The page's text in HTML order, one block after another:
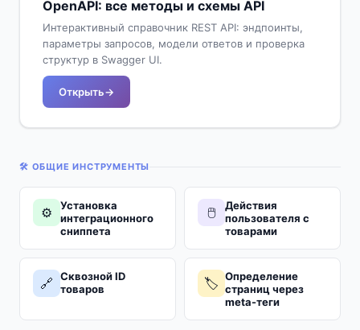
OpenAPI: все методы и схемы API
Интерактивный справочник REST API: эндпоинты,
параметры запросов, модели ответов и проверка
структур в Swagger UI.
Открыть
🛠️ ОБЩИЕ ИНСТРУМЕНТЫ
⚙️
Установка
интеграционного
сниппета
🖱️
Действия
пользователя с
товарами
🔗
Сквозной ID
товаров
🏷️ Определение
страниц через
meta-теги